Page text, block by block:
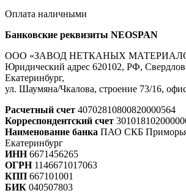
Оплата наличными
Банковские реквизиты NEOSPAN
ООО «ЗАВОД НЕТКАНЫХ
Юридический адрес 620102, РФ,
Екатеринбург,
ул. Шаумяна/Чкалова, строение 73/16,
Расчетный счет 40702810800820000564
Корреспондентский счет
Наименование банка ПАО СКБ Приморья
Екатеринбург
ИНН6671456265
ОГРН1146671017063
КПП 667101001
БИК 040507803